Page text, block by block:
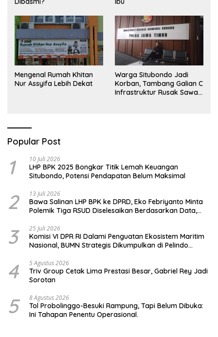
Mengenal Rumah Khitan
Nur Assyifa Lebih Dekat
Warga Situbondo Jadi
Korban, Tambang Galian C
Infrastruktur Rusak Sawah
Popular Post
1 10 Juli 2026
LHP BPK 2025 Bongkar Titik Lemah Keuangan
Situbondo, Potensi Pendapatan Belum Maksimal
2 13 Juli 2026
Bawa Salinan LHP BPK ke DPRD, Eko Febriyanto Minta
Polemik Tiga RSUD Diselesaikan Berdasarkan Data,
3 25 Juli 2026
Komisi VI DPR RI Dalami Penguatan Ekosistem Maritim
Nasional, BUMN Strategis Dikumpulkan di Pelindo
4 5 Agustus 2026
Triv Group Cetak Lima Prestasi Besar, Gabriel Rey Jadi
Sorotan
5 8 Agustus 2026
Tol Probolinggo-Besuki Rampung, Tapi Belum Dibuka:
Ini Tahapan Penentu Operasional.